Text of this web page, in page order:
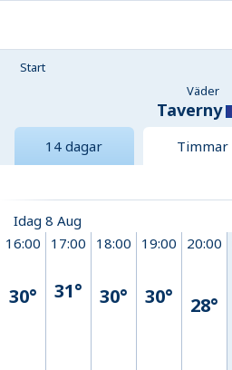
Start
Väder
Taverny
14 dagar Timmar
Idag 8 Aug
16:00
30°
17:00
31°
18:00
30°
19:00
30°
20:00
28°